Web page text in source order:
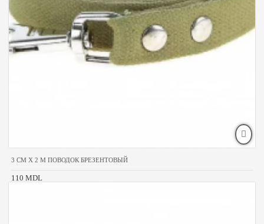
3 CM X 2 M ПОВОДОК БРЕЗЕНТОВЫЙ
110 MDL